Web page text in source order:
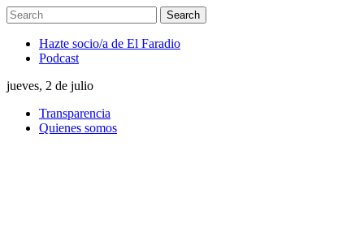
Hazte socio/a de El Faradio
Podcast
jueves, 2 de julio
Transparencia
Quienes somos